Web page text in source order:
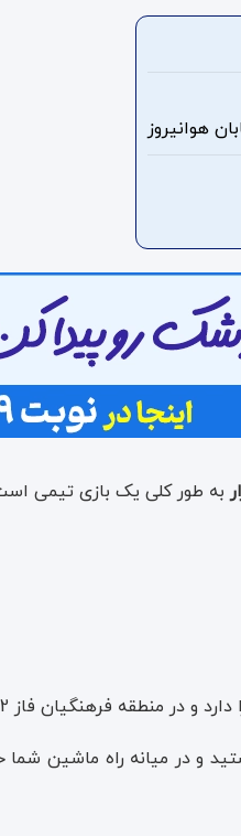
به طور کلی یک بازی تیمی
در منطقه فرهنگیان فاز 2 کرمانشاه واقع شده است.
و در میانه راه ماشین